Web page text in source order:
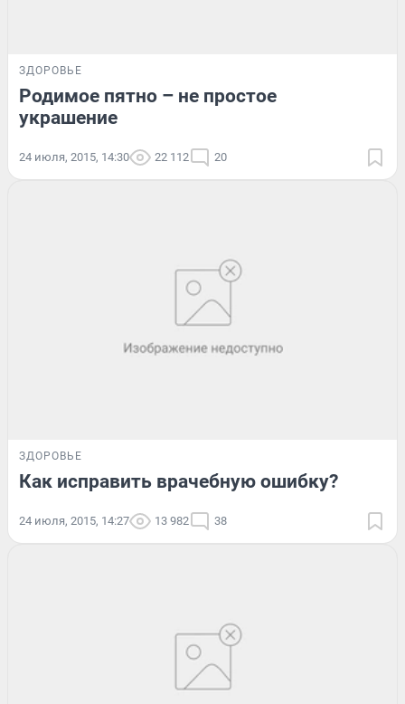
ЗДОРОВЬЕ
Родимое пятно – не простое
украшение
24 июля, 2015, 14:30 22 112 20
ЗДОРОВЬЕ
Как исправить врачебную ошибку?
24 июля, 2015, 14:27 13 982 38